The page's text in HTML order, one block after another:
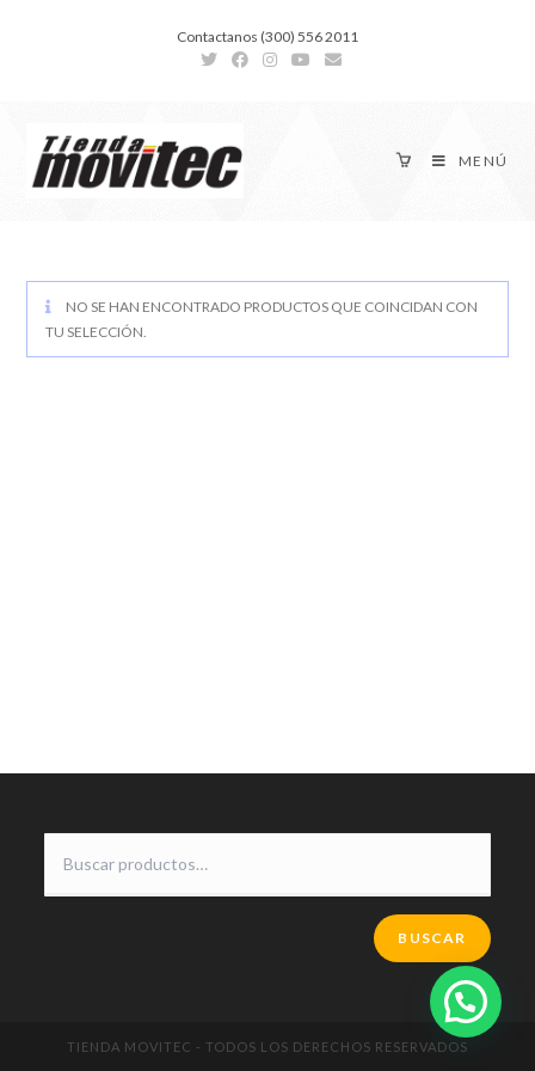
Contactanos (300) 556 2011
MENÚ
NO SE HAN ENCONTRADO PRODUCTOS QUE COINCIDAN CON
TU SELECCIÓN.
BUSCAR
TIENDA MOVITEC - TODOS LOS DERECHOS RESERVADOS